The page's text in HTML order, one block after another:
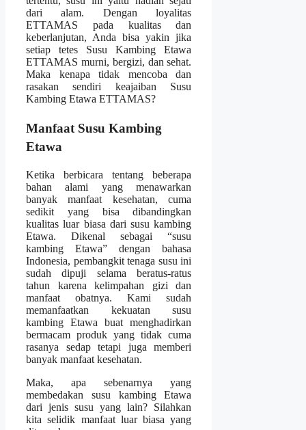
dari alam. Dengan loyalitas
ETTAMAS pada kualitas dan
keberlanjutan, Anda bisa yakin jika
setiap tetes Susu Kambing Etawa
ETTAMAS murni, bergizi, dan sehat.
Maka kenapa tidak mencoba dan
rasakan sendiri keajaiban Susu
Kambing Etawa ETTAMAS?
Manfaat Susu Kambing
Etawa
Ketika berbicara tentang beberapa
bahan alami yang menawarkan
banyak manfaat kesehatan, cuma
sedikit yang bisa dibandingkan
kualitas luar biasa dari susu kambing
Etawa. Dikenal sebagai “susu
kambing Etawa” dengan bahasa
Indonesia, pembangkit tenaga susu ini
sudah dipuji selama beratus-ratus
tahun karena kelimpahan gizi dan
manfaat obatnya. Kami sudah
memanfaatkan kekuatan susu
kambing Etawa buat menghadirkan
bermacam produk yang tidak cuma
rasanya sedap tetapi juga memberi
banyak manfaat kesehatan.
Maka, apa sebenarnya yang
membedakan susu kambing Etawa
dari jenis susu yang lain? Silahkan
kita selidik manfaat luar biasa yang